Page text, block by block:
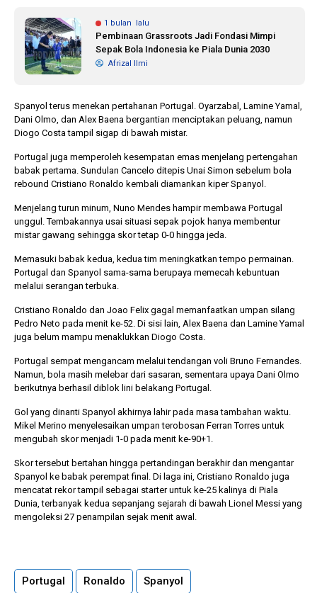
1 bulan lalu
Pembinaan Grassroots Jadi Fondasi Mimpi
Sepak Bola Indonesia ke Piala Dunia 2030
Afrizal Ilmi
Spanyol terus menekan pertahanan Portugal. Oyarzabal, Lamine Yamal,
Dani Olmo, dan Alex Baena bergantian menciptakan peluang, namun
Diogo Costa tampil sigap di bawah mistar.
Portugal juga memperoleh kesempatan emas menjelang pertengahan
babak pertama. Sundulan Cancelo ditepis Unai Simon sebelum bola
rebound Cristiano Ronaldo kembali diamankan kiper Spanyol.
Menjelang turun minum, Nuno Mendes hampir membawa Portugal
unggul. Tembakannya usai situasi sepak pojok hanya membentur
mistar gawang sehingga skor tetap 0-0 hingga jeda.
Memasuki babak kedua, kedua tim meningkatkan tempo permainan.
Portugal dan Spanyol sama-sama berupaya memecah kebuntuan
melalui serangan terbuka.
Cristiano Ronaldo dan Joao Felix gagal memanfaatkan umpan silang
Pedro Neto pada menit ke-52. Di sisi lain, Alex Baena dan Lamine Yamal
juga belum mampu menaklukkan Diogo Costa.
Portugal sempat mengancam melalui tendangan voli Bruno Fernandes.
Namun, bola masih melebar dari sasaran, sementara upaya Dani Olmo
berikutnya berhasil diblok lini belakang Portugal.
Gol yang dinanti Spanyol akhirnya lahir pada masa tambahan waktu.
Mikel Merino menyelesaikan umpan terobosan Ferran Torres untuk
mengubah skor menjadi 1-0 pada menit ke-90+1.
Skor tersebut bertahan hingga pertandingan berakhir dan mengantar
Spanyol ke babak perempat final. Di laga ini, Cristiano Ronaldo juga
mencatat rekor tampil sebagai starter untuk ke-25 kalinya di Piala
Dunia, terbanyak kedua sepanjang sejarah di bawah Lionel Messi yang
mengoleksi 27 penampilan sejak menit awal.
Portugal Ronaldo Spanyol